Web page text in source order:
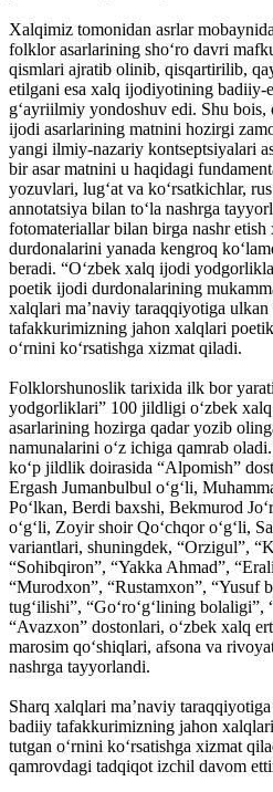
Xalqimiz tomonidan asrlar
folklor asarlarining sho‘ro davri
qismlari ajratib olinib, qisqartirilib,
etilgani esa xalq ijodiyotining badiiy-
g‘ayriilmiy yondoshuv edi. Shu bois,
ijodi asarlarining matnini hozirgi
yangi ilmiy-nazariy kontseptsiyalari
bir asar matnini u haqidagi
yozuvlari, lug‘at va ko‘rsatkichlar,
annotatsiya bilan to‘la nashrga
fotomateriallar bilan birga nashr
durdonalarini yanada kengroq
beradi. “O‘zbek xalq ijodi
poetik ijodi durdonalarining
xalqlari ma’naviy taraqqiyotiga
tafakkurimizning jahon xalqlari
­o‘rnini ko‘rsatishga xizmat qiladi.
Folklorshunoslik tarixida ilk bor
yodgorliklari” 100 jildligi o‘zbek
asarlarining hozirga qadar yozib
namunalarini o‘z ichiga qamrab
ko‘p jildlik doirasida “Alpomish”
Ergash Jumanbulbul o‘g‘li,
Po‘lkan, Berdi baxshi, Bekmurod
o‘g‘li, Zoyir shoir Qo‘chqor o‘g‘li,
variantlari, shuningdek, “Orzigul”,
“Sohibqiron”, “Yakka Ahmad”,
“Murodxon”, “Rustamxon”, “Yusuf
tug‘ilishi”, “Go‘ro‘g‘lining
“Avazxon” dostonlari, o‘zbek xalq
marosim qo‘shiqlari, afsona va
nashrga tayyorlandi.
Sharq xalqlari ma’naviy
badiiy tafakkurimizning jahon
tutgan o‘rnini ko‘rsatishga xizmat
qamrovdagi tadqiqot izchil davom